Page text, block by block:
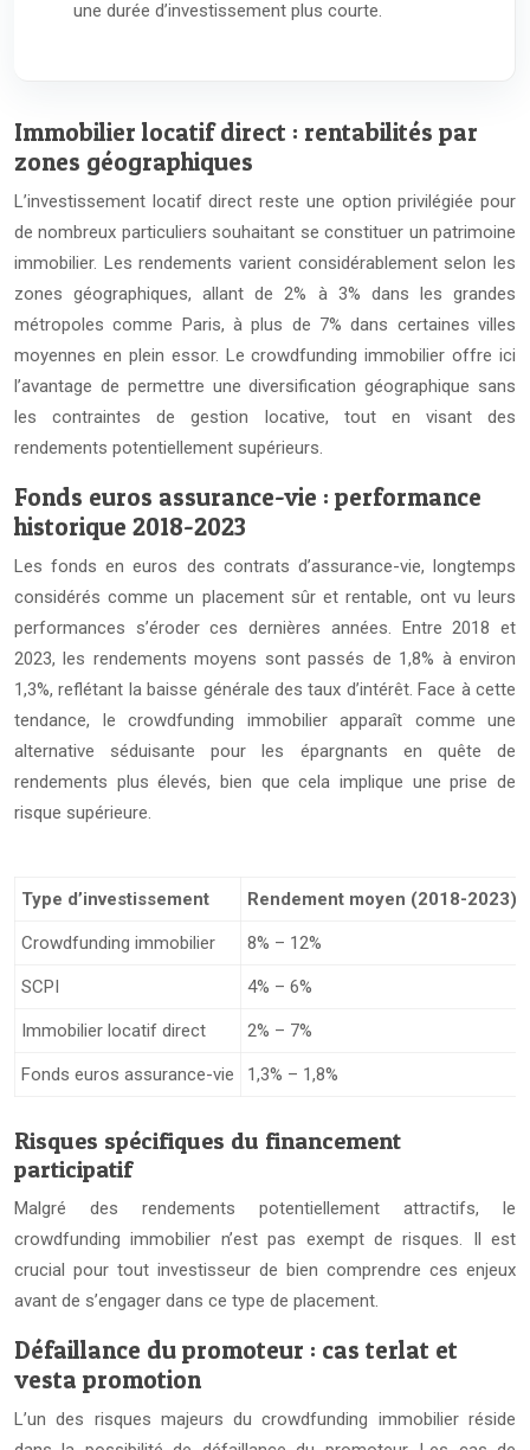
une durée d’investissement plus courte.
Immobilier locatif direct : rentabilités par
zones géographiques
L’investissement locatif direct reste une option privilégiée pour
de nombreux particuliers souhaitant se constituer un patrimoine
immobilier. Les rendements varient considérablement selon les
zones géographiques, allant de 2% à 3% dans les grandes
métropoles comme Paris, à plus de 7% dans certaines villes
moyennes en plein essor. Le crowdfunding immobilier offre ici
l’avantage de permettre une diversification géographique sans
les contraintes de gestion locative, tout en visant des
rendements potentiellement supérieurs.
Fonds euros assurance-vie : performance
historique 2018-2023
Les fonds en euros des contrats d’assurance-vie, longtemps
considérés comme un placement sûr et rentable, ont vu leurs
performances s’éroder ces dernières années. Entre 2018 et
2023, les rendements moyens sont passés de 1,8% à environ
1,3%, reflétant la baisse générale des taux d’intérêt. Face à cette
tendance, le crowdfunding immobilier apparaît comme une
alternative séduisante pour les épargnants en quête de
rendements plus élevés, bien que cela implique une prise de
risque supérieure.
Type d’investissement Rendement moyen (2018-2023)
Crowdfunding immobilier 8% – 12%
SCPI 4% – 6%
Immobilier locatif direct 2% – 7%
Fonds euros assurance-vie 1,3% – 1,8%
Risques spécifiques du financement
participatif
Malgré des rendements potentiellement attractifs, le
crowdfunding immobilier n’est pas exempt de risques. Il est
crucial pour tout investisseur de bien comprendre ces enjeux
avant de s’engager dans ce type de placement.
Défaillance du promoteur : cas terlat et
vesta promotion
L’un des risques majeurs du crowdfunding immobilier réside